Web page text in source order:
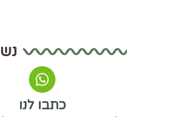
כתבו לנו